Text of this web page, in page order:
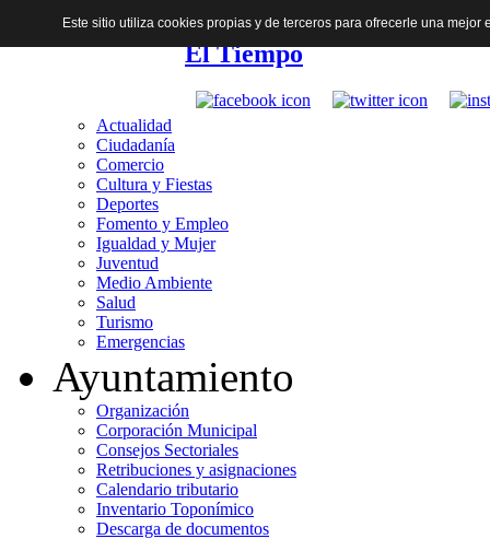
El Tiempo
Actualidad
Ciudadanía
Comercio
Cultura y Fiestas
Deportes
Fomento y Empleo
Igualdad y Mujer
Juventud
Medio Ambiente
Salud
Turismo
Emergencias
Ayuntamiento
Organización
Corporación Municipal
Consejos Sectoriales
Retribuciones y asignaciones
Calendario tributario
Inventario Toponímico
Descarga de documentos
Este sitio utiliza cookies propias y de terceros para ofrecerle una